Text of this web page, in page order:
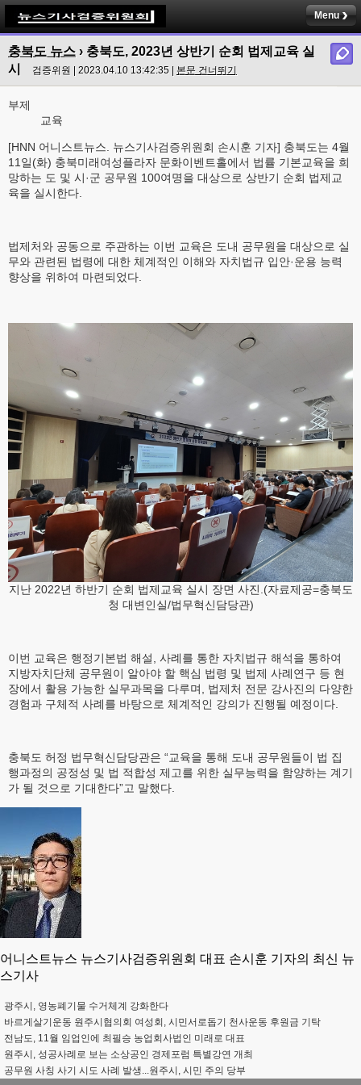
Menu
충북도 뉴스 › 충북도, 2023년 상반기 순회 법제교육 실
시
검증위원 | 2023.04.10 13:42:35 | 본문 건너뛰기
부제
교육
[HNN 어니스트뉴스. 뉴스기사검증위원회 손시훈 기자] 충북도는 4월
11일(화) 충북미래여성플라자 문화이벤트홀에서 법률 기본교육을 희
망하는 도 및 시·군 공무원 100여명을 대상으로 상반기 순회 법제교
육을 실시한다.
법제처와 공동으로 주관하는 이번 교육은 도내 공무원을 대상으로 실
무와 관련된 법령에 대한 체계적인 이해와 자치법규 입안·운용 능력
향상을 위하여 마련되었다.
지난 2022년 하반기 순회 법제교육 실시 장면 사진.(자료제공=충북도
청 대변인실/법무혁신담당관)
이번 교육은 행정기본법 해설, 사례를 통한 자치법규 해석을 통하여
지방자치단체 공무원이 알아야 할 핵심 법령 및 법제 사례연구 등 현
장에서 활용 가능한 실무과목을 다루며, 법제처 전문 강사진의 다양한
경험과 구체적 사례를 바탕으로 체계적인 강의가 진행될 예정이다.
충북도 허정 법무혁신담당관은 “교육을 통해 도내 공무원들이 법 집
행과정의 공정성 및 법 적합성 제고를 위한 실무능력을 함양하는 계기
가 될 것으로 기대한다”고 말했다.
어니스트뉴스 뉴스기사검증위원회 대표 손시훈 기자의 최신 뉴
스기사
광주시, 영농폐기물 수거체계 강화한다
바르게살기운동 원주시협의회 여성회, 시민서로돕기 천사운동 후원금 기탁
전남도, 11월 임업인에 최필승 농업회사법인 미래로 대표
원주시, 성공사례로 보는 소상공인 경제포럼 특별강연 개최
공무원 사칭 사기 시도 사례 발생...원주시, 시민 주의 당부